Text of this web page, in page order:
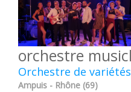
orchestre
Orchestre de variétés
Ampuis - Rhône (69)